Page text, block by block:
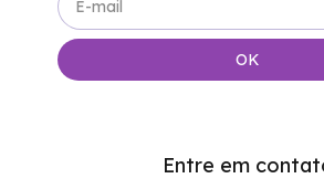
Entre em